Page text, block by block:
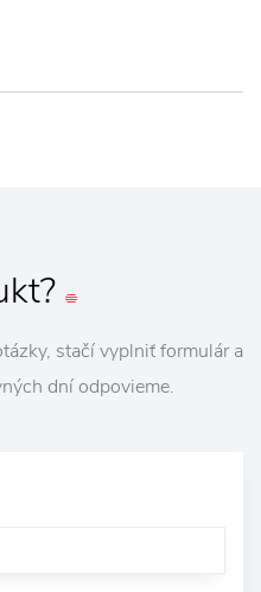
stačí vyplniť formulár a
dní odpovieme.